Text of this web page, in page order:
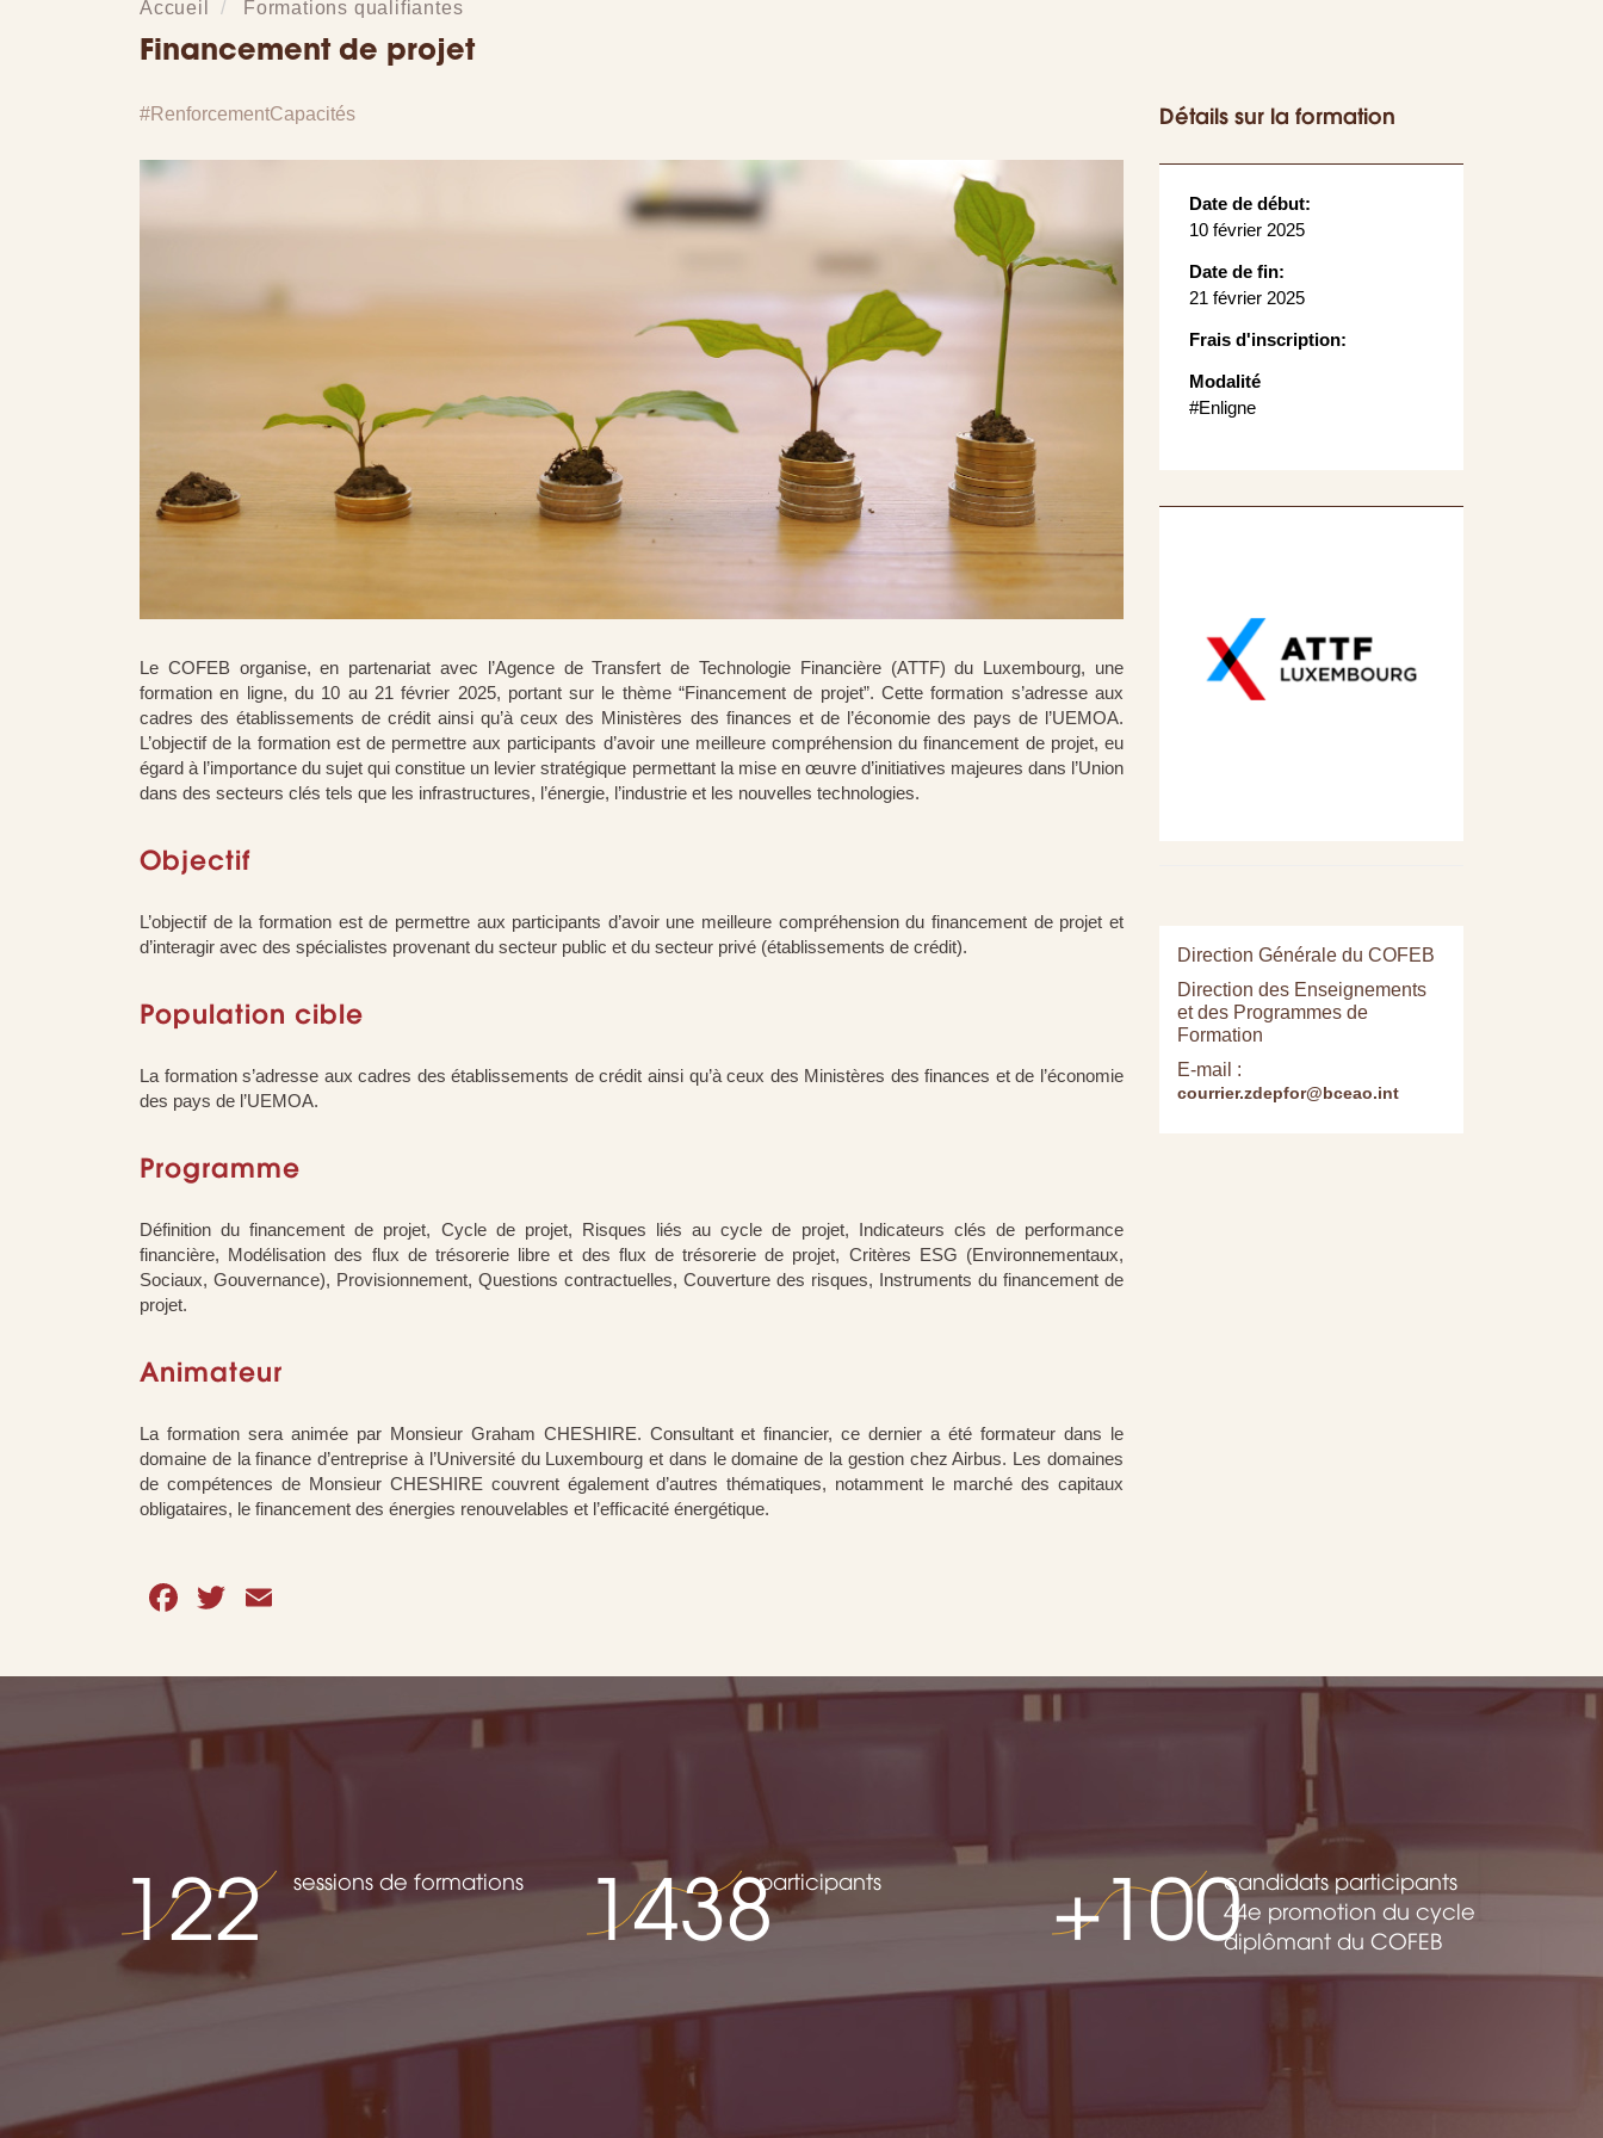
Accueil Formations qualifiantes
Financement de projet
RenforcementCapacités
Le COFEB organise, en partenariat avec l’Agence de Transfert de Technologie Financière (ATTF) du Luxembourg, une
formation en ligne, du 10 au 21 février 2025, portant sur le thème “Financement de projet”. Cette formation s’adresse aux
cadres des établissements de crédit ainsi qu’à ceux des Ministères des finances et de l’économie des pays de l’UEMOA.
L’objectif de la formation est de permettre aux participants d’avoir une meilleure compréhension du financement de projet, eu
égard à l’importance du sujet qui constitue un levier stratégique permettant la mise en œuvre d’initiatives majeures dans l’Union
dans des secteurs clés tels que les infrastructures, l’énergie, l’industrie et les nouvelles technologies.
Objectif
L’objectif de la formation est de permettre aux participants d’avoir une meilleure compréhension du financement de projet et
d’interagir avec des spécialistes provenant du secteur public et du secteur privé (établissements de crédit).
Population cible
La formation s’adresse aux cadres des établissements de crédit ainsi qu’à ceux des Ministères des finances et de l’économie
des pays de l’UEMOA.
Programme
Définition du financement de projet, Cycle de projet, Risques liés au cycle de projet, Indicateurs clés de performance
financière, Modélisation des flux de trésorerie libre et des flux de trésorerie de projet, Critères ESG (Environnementaux,
Sociaux, Gouvernance), Provisionnement, Questions contractuelles, Couverture des risques, Instruments du financement de
projet.
Animateur
La formation sera animée par Monsieur Graham CHESHIRE. Consultant et financier, ce dernier a été formateur dans le
domaine de la finance d’entreprise à l’Université du Luxembourg et dans le domaine de la gestion chez Airbus. Les domaines
de compétences de Monsieur CHESHIRE couvrent également d’autres thématiques, notamment le marché des capitaux
obligataires, le financement des énergies renouvelables et l’efficacité énergétique.
Facebook
Twitter
Détails sur la formation
Date de début:
10 février 2025
Date de fin:
21 février 2025
Frais d'inscription:
Modalité
#Enligne
Direction Générale du COFEB
Direction des Enseignements
et des Programmes de
Formation
E-mail :
courrier.zdepfor@bceao.int
122 sessions de formations 1438participants +100candidats participants
44e promotion du cycle
diplômant du COFEB